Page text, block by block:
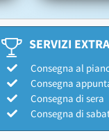
SERVIZI EXTRA
Consegna al
Consegna
Consegna di sera
Consegna di